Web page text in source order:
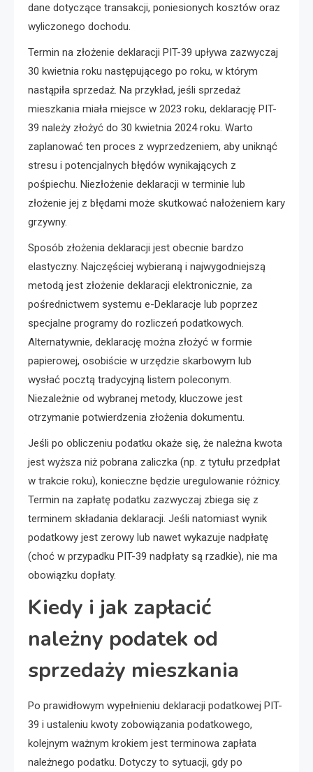
dane dotyczące transakcji, poniesionych kosztów oraz
wyliczonego dochodu.
Termin na złożenie deklaracji PIT-39 upływa zazwyczaj
30 kwietnia roku następującego po roku, w którym
nastąpiła sprzedaż. Na przykład, jeśli sprzedaż
mieszkania miała miejsce w 2023 roku, deklarację PIT-
39 należy złożyć do 30 kwietnia 2024 roku. Warto
zaplanować ten proces z wyprzedzeniem, aby uniknąć
stresu i potencjalnych błędów wynikających z
pośpiechu. Niezłożenie deklaracji w terminie lub
złożenie jej z błędami może skutkować nałożeniem kary
grzywny.
Sposób złożenia deklaracji jest obecnie bardzo
elastyczny. Najczęściej wybieraną i najwygodniejszą
metodą jest złożenie deklaracji elektronicznie, za
pośrednictwem systemu e-Deklaracje lub poprzez
specjalne programy do rozliczeń podatkowych.
Alternatywnie, deklarację można złożyć w formie
papierowej, osobiście w urzędzie skarbowym lub
wysłać pocztą tradycyjną listem poleconym.
Niezależnie od wybranej metody, kluczowe jest
otrzymanie potwierdzenia złożenia dokumentu.
Jeśli po obliczeniu podatku okaże się, że należna kwota
jest wyższa niż pobrana zaliczka (np. z tytułu przedpłat
w trakcie roku), konieczne będzie uregulowanie różnicy.
Termin na zapłatę podatku zazwyczaj zbiega się z
terminem składania deklaracji. Jeśli natomiast wynik
podatkowy jest zerowy lub nawet wykazuje nadpłatę
(choć w przypadku PIT-39 nadpłaty są rzadkie), nie ma
obowiązku dopłaty.
Kiedy i jak zapłacić
należny podatek od
sprzedaży mieszkania
Po prawidłowym wypełnieniu deklaracji podatkowej PIT-
39 i ustaleniu kwoty zobowiązania podatkowego,
kolejnym ważnym krokiem jest terminowa zapłata
należnego podatku. Dotyczy to sytuacji, gdy po